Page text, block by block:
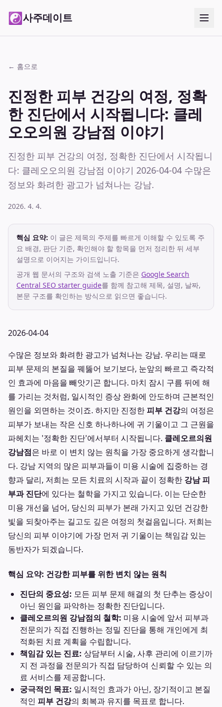
☯사주데이트
← 홈으로
진정한 피부 건강의 여정, 정확
한 진단에서 시작됩니다: 클레
오오의원 강남점 이야기
진정한 피부 건강의 여정, 정확한 진단에서 시작됩니
다: 클레오오의원 강남점 이야기 2026-04-04 수많은
정보와 화려한 광고가 넘쳐나는 강남.
2026. 4. 4.
핵심 요약: 이 글은 제목의 주제를 빠르게 이해할 수 있도록 주
요 배경, 판단 기준, 확인해야 할 항목을 먼저 정리한 뒤 세부
설명으로 이어지는 가이드입니다.
공개 웹 문서의 구조와 검색 노출 기준은 Google Search
Central SEO starter guide를 함께 참고해 제목, 설명, 날짜,
본문 구조를 확인하는 방식으로 읽으면 좋습니다.
2026-04-04
수많은 정보와 화려한 광고가 넘쳐나는 강남. 우리는 때로
피부 문제의 본질을 꿰뚫어 보기보다, 눈앞의 빠르고 즉각적
인 효과에 마음을 빼앗기곤 합니다. 마치 잠시 구름 뒤에 해
를 가리는 것처럼, 일시적인 증상 완화에 안도하며 근본적인
원인을 외면하는 것이죠. 하지만 진정한피부 건강의 여정은
피부가 보내는 작은 신호 하나하나에 귀 기울이고 그 근원을
파헤치는 '정확한 진단'에서부터 시작됩니다. 클레오르의원
강남점은 바로 이 변치 않는 원칙을 가장 중요하게 생각합니
다. 강남 지역의 많은 피부과들이 미용 시술에 집중하는 경
향과 달리, 저희는 모든 치료의 시작과 끝이 정확한 강남 피
부과 진단에 있다는 철학을 가지고 있습니다. 이는 단순한
미용 개선을 넘어, 당신의 피부가 본래 가지고 있던 건강한
빛을 되찾아주는 길고도 깊은 여정의 첫걸음입니다. 저희는
당신의 피부 이야기에 가장 먼저 귀 기울이는 책임감 있는
동반자가 되겠습니다.
핵심 요약: 건강한 피부를 위한 변치 않는 원칙
진단의 중요성: 모든 피부 문제 해결의 첫 단추는 증상이
아닌 원인을 파악하는 정확한 진단입니다.
클레오르의원 강남점의 철학: 미용 시술에 앞서 피부과
전문의가 직접 진행하는 정밀 진단을 통해 개인에게 최
적화된 치료 계획을 수립합니다.
책임감 있는 진료: 상담부터 시술, 사후 관리에 이르기까
지 전 과정을 전문의가 직접 담당하여 신뢰할 수 있는 의
료 서비스를 제공합니다.
궁극적인 목표: 일시적인 효과가 아닌, 장기적이고 본질
적인 피부 건강의 회복과 유지를 목표로 합니다.